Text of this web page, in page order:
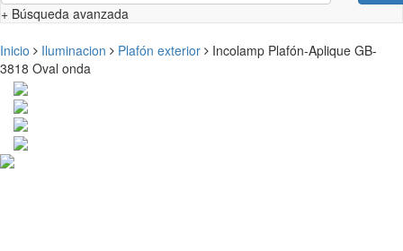
+ Búsqueda avanzada
Inicio Iluminacion Plafón exterior
Incolamp Plafón-Aplique GB-
3818 Oval onda